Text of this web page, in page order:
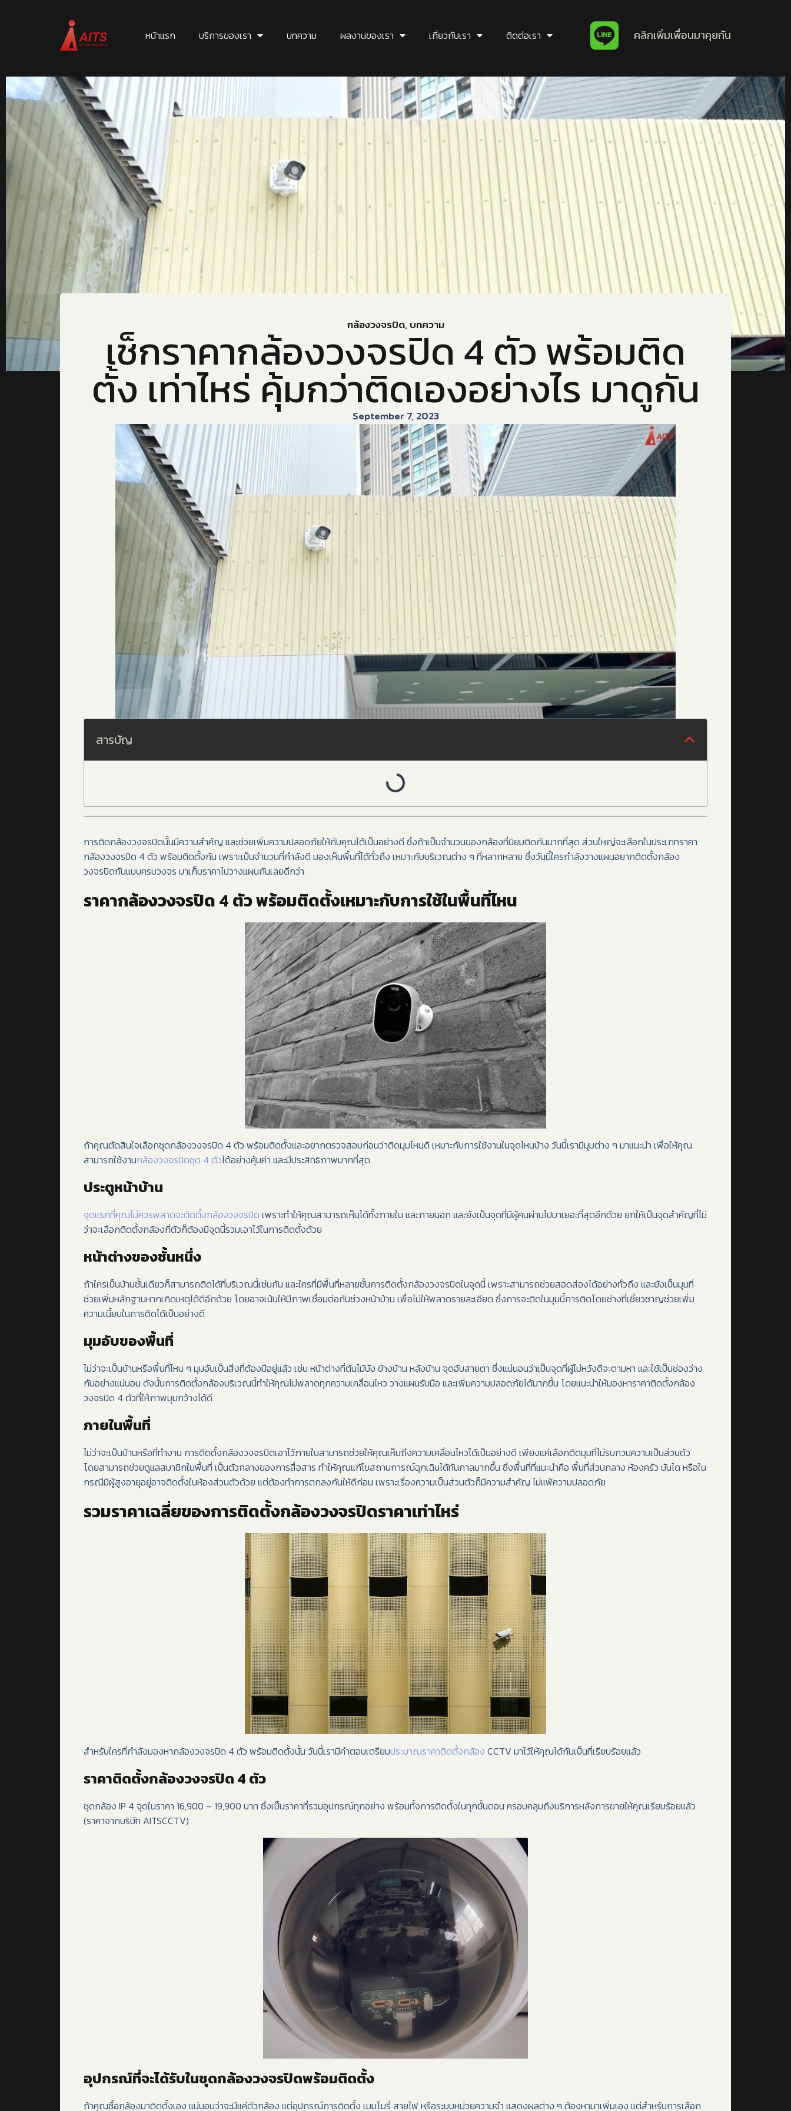
หน้าแรก บริการของเรา บทความ ผลงานของเรา เกี่ยวกับเรา ติดต่อเรา คลิกเพิ่มเพื่อนมาคุยกัน
กล้องวงจรปิด, บทความ
เช็กราคากล้องวงจรปิด 4 ตัว พร้อมติด
ตั้ง เท่าไหร่ คุ้มกว่าติดเองอย่างไร มาดูกัน
September 7, 2023
สารบัญ
การติดกล้องวงจรปิดนั้นมีความสำคัญ และช่วยเพิ่มความปลอดภัยให้กับคุณได้เป็นอย่างดี ซึ่งถ้าเป็นจำนวนของกล้องที่นิยมติดกันมากที่สุด ส่วนใหญ่จะเลือกในประเภทราคา
กล้องวงจรปิด 4 ตัว พร้อมติดตั้งกัน เพราะเป็นจำนวนที่กำลังดี มองเห็นพื้นที่ได้ทั่วถึง เหมาะกับบริเวณต่าง ๆ ที่หลากหลาย ซึ่งวันนี้ใครกำลังวางแผนอยากติดตั้งกล้อง
วงจรปิดกันแบบครบวงจร มาเก็บราคาไปวางแผนกันเลยดีกว่า
ราคากล้องวงจรปิด 4 ตัว พร้อมติดตั้งเหมาะกับการใช้ในพื้นที่ไหน
ถ้าคุณตัดสินใจเลือกชุดกล้องวงจรปิด 4 ตัว พร้อมติดตั้งและอยากตรวจสอบก่อนว่าติดมุมไหนดี เหมาะกับการใช้งานในจุดไหนบ้าง วันนี้เรามีมุมต่าง ๆ มาแนะนำ เพื่อให้คุณ
สามารถใช้งานกล้องวงจรปิดชุด 4 ตัวได้อย่างคุ้มค่า และมีประสิทธิภาพมากที่สุด
ประตูหน้าบ้าน
จุดแรกที่คุณไม่ควรพลาดจะติดตั้งกล้องวงจรปิด เพราะทำให้คุณสามารถเห็นได้ทั้งภายใน และภายนอก และยังเป็นจุดที่มีผู้คนผ่านไปมาเยอะที่สุดอีกด้วย ยกให้เป็นจุดสำคัญที่ไม่
ว่าจะเลือกติดตั้งกล้องกี่ตัวก็ต้องมีจุดนี้รวมเอาไว้ในการติดตั้งด้วย
หน้าต่างของชั้นหนึ่ง
ถ้าใครเป็นบ้านชั้นเดียวก็สามารถติดได้ที่บริเวณนี้เช่นกัน และใครที่มีพื้นที่หลายชั้นการติดตั้งกล้องวงจรปิดในจุดนี้ เพราะสามารถช่วยสอดส่องได้อย่างทั่วถึง และยังเป็นมุมที่
ช่วยเพิ่มหลักฐานหากเกิดเหตุได้ดีอีกด้วย โดยอาจเน้นให้มีภาพเชื่อมต่อกันช่วงหน้าบ้าน เพื่อไม่ให้พลาดรายละเอียด ซึ่งการจะติดในมุมนี้การติดโดยช่างที่เชี่ยวชาญช่วยเพิ่ม
ความเนี้ยบในการติดได้เป็นอย่างดี
มุมอับของพื้นที่
ไม่ว่าจะเป็นบ้านหรือพื้นที่ไหน ๆ มุมอับเป็นสิ่งที่ต้องมีอยู่แล้ว เช่น หน้าต่างที่ต้นไม้บัง ข้างบ้าน หลังบ้าน จุดอับสายตา ซึ่งแน่นอนว่าเป็นจุดที่ผู้ไม่หวังดีจะตามหา และใช้เป็นช่องว่าง
กันอย่างแน่นอน ดังนั้นการติดตั้งกล้องบริเวณนี้ทำให้คุณไม่พลาดทุกความเคลื่อนไหว วางแผนรับมือ และเพิ่มความปลอดภัยได้มากขึ้น โดยแนะนำให้มองหาราคาติดตั้งกล้อง
วงจรปิด 4 ตัวที่ให้ภาพมุมกว้างได้ดี
ภายในพื้นที่
ไม่ว่าจะเป็นบ้านหรือที่ทำงาน การติดตั้งกล้องวงจรปิดเอาไว้ภายในสามารถช่วยให้คุณเห็นถึงความเคลื่อนไหวได้เป็นอย่างดี เพียงแค่เลือกติดมุมที่ไม่รบกวนความเป็นส่วนตัว
โดยสามารถช่วยดูแลสมาชิกในพื้นที่ เป็นตัวกลางของการสื่อสาร ทำให้คุณแก้ไขสถานการณ์ฉุกเฉินได้ทันกาลมากขึ้น ซึ่งพื้นที่ที่แนะนำคือ พื้นที่ส่วนกลาง ห้องครัว บันได หรือใน
กรณีมีผู้สูงอายุอยู่อาจติดตั้งในห้องส่วนตัวด้วย แต่ต้องทำการตกลงกันให้ดีก่อน เพราะเรื่องความเป็นส่วนตัวก็มีความสำคัญ ไม่แพ้ความปลอดภัย
รวมราคาเฉลี่ยของการติดตั้งกล้องวงจรปิดราคาเท่าไหร่
สำหรับใครที่กำลังมองหากล้องวงจรปิด 4 ตัว พร้อมติดตั้งนั้น วันนี้เรามีคำตอบเตรียมประมาณราคาติดตั้งกล้อง CCTV มาไว้ให้คุณได้กันเป็นที่เรียบร้อยแล้ว
ราคาติดตั้งกล้องวงจรปิด 4 ตัว
ชุดกล้อง IP 4 จุดในราคา 16,900 – 19,900 บาท ซึ่งเป็นราคาที่รวมอุปกรณ์ทุกอย่าง พร้อมทั้งการติดตั้งในทุกขั้นตอน ครอบคลุมถึงบริการหลังการขายให้คุณเรียบร้อยแล้ว
(ราคาจากบริษัท AITSCCTV)
อุปกรณ์ที่จะได้รับในชุดกล้องวงจรปิดพร้อมติดตั้ง
ถ้าคุณซื้อกล้องมาติดตั้งเอง แน่นอนว่าจะมีแค่ตัวกล้อง แต่อุปกรณ์การติดตั้ง เมมโมรี่ สายไฟ หรือระบบหน่วยความจำ แสดงผลต่าง ๆ ต้องหามาเพิ่มเอง แต่สำหรับการเลือก